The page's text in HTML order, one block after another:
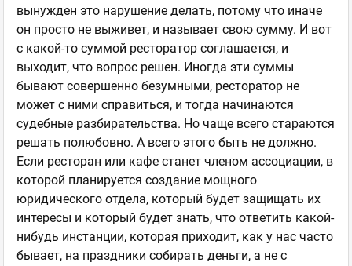
вынужден это нарушение делать, потому что иначе
он просто не выживет, и называет свою сумму. И вот
с какой-то суммой ресторатор соглашается, и
выходит, что вопрос решен. Иногда эти суммы
бывают совершенно безумными, ресторатор не
может с ними справиться, и тогда начинаются
судебные разбирательства. Но чаще всего стараются
решать полюбовно. А всего этого быть не должно.
Если ресторан или кафе станет членом ассоциации, в
которой планируется создание мощного
юридического отдела, который будет защищать их
интересы и который будет знать, что ответить какой-
нибудь инстанции, которая приходит, как у нас часто
бывает, на праздники собирать деньги, а не с